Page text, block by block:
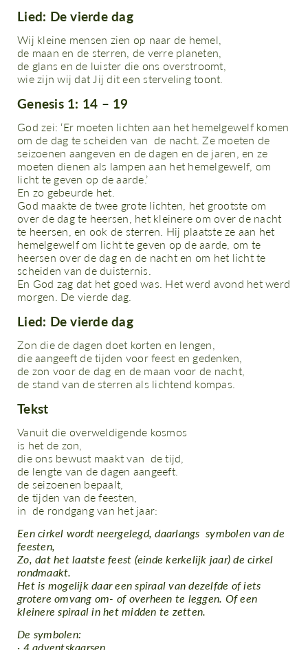
Lied: De vierde dag
Wij kleine mensen zien op naar de hemel,
de maan en de sterren, de verre planeten,
de glans en de luister die ons overstroomt,
wie zijn wij dat Jij dit een sterveling toont.
Genesis 1: 14 – 19
God zei: ‘Er moeten lichten aan het hemelgewelf komen
om de dag te scheiden van de nacht. Ze moeten de
seizoenen aangeven en de dagen en de jaren, en ze
moeten dienen als lampen aan het hemelgewelf, om
licht te geven op de aarde.’
En zo gebeurde het.
God maakte de twee grote lichten, het grootste om
over de dag te heersen, het kleinere om over de nacht
te heersen, en ook de sterren. Hij plaatste ze aan het
hemelgewelf om licht te geven op de aarde, om te
heersen over de dag en de nacht en om het licht te
scheiden van de duisternis.
En God zag dat het goed was. Het werd avond het werd
morgen. De vierde dag.
Lied: De vierde dag
Zon die de dagen doet korten en lengen,
die aangeeft de tijden voor feest en gedenken,
de zon voor de dag en de maan voor de nacht,
de stand van de sterren als lichtend kompas.
Tekst
Vanuit die overweldigende kosmos
is het de zon,
die ons bewust maakt van de tijd,
de lengte van de dagen aangeeft.
de seizoenen bepaalt,
de tijden van de feesten,
in de rondgang van het jaar:
Een cirkel wordt neergelegd, daarlangs symbolen van de
feesten,
Zo, dat het laatste feest (einde kerkelijk jaar) de cirkel
rondmaakt.
Het is mogelijk daar een spiraal van dezelfde of iets
grotere omvang om- of overheen te leggen. Of een
kleinere spiraal in het midden te zetten.
De symbolen: